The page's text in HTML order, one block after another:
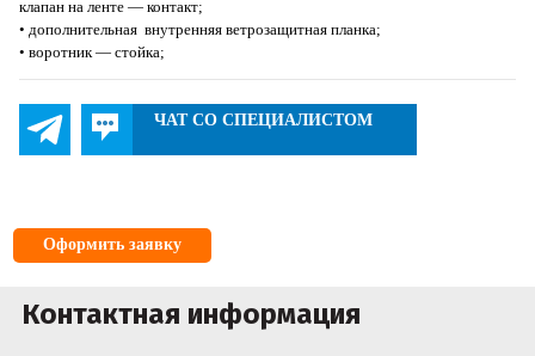
клапан на ленте — контакт;
• дополнительная внутренняя ветрозащитная планка;
• воротник — стойка;
ЧАТ СО СПЕЦИАЛИСТОМ
Оформить заявку
Контактная информация